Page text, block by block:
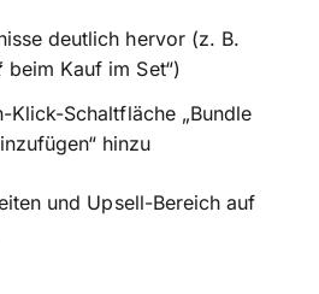
deutlich hervor (z. B.
beim Kauf im Set“)
Klick-Schaltfläche „Bundle
hinzu
und Upsell-Bereich auf